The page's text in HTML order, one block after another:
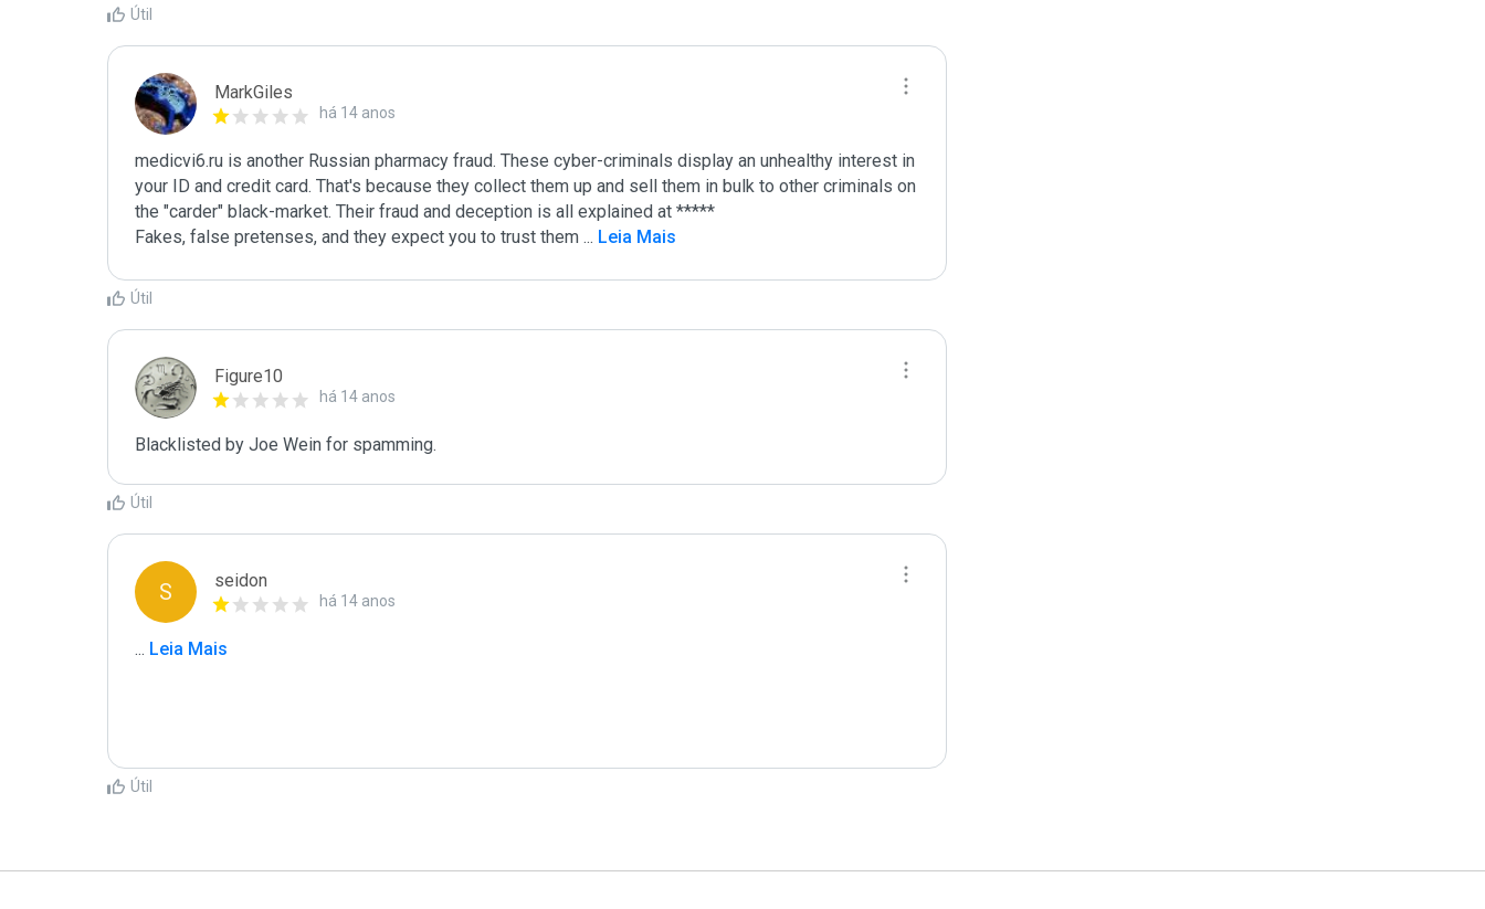
Útil
MarkGiles
há 14 anos
medicvi6.ru is another Russian pharmacy fraud. These cyber-criminals display an unhealthy interest in
your ID and credit card. That's because they collect them up and sell them in bulk to other criminals on
the "carder" black-market. Their fraud and deception is all explained at *****
Fakes, false pretenses, and they expect you to trust them ... Leia Mais
Útil
Figure10
há 14 anos
Blacklisted by Joe Wein for spamming.
Útil
S seidon
há 14 anos
... Leia Mais
Útil